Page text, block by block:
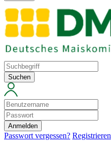
Suchen
Anmelden
Passwort vergessen? Registrieren